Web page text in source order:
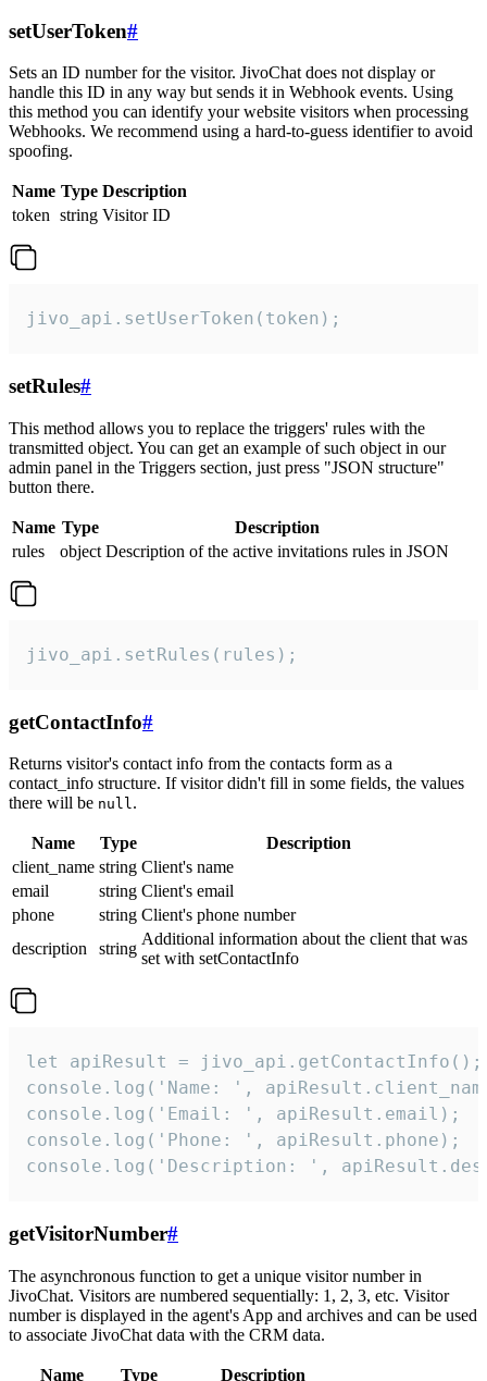
setUserToken#
Sets an ID number for the visitor. JivoChat does not display or
handle this ID in any way but sends it in Webhook events. Using
this method you can identify your website visitors when processing
Webhooks. We recommend using a hard-to-guess identifier to avoid
spoofing.
Name Type Description
token string Visitor ID
jivo_api.setUserToken(token);
setRules#
This method allows you to replace the triggers' rules with the
transmitted object. You can get an example of such object in our
admin panel in the Triggers section, just press "JSON structure"
button there.
Name Type
Description
rules
object Description of the active invitations rules in JSON
jivo_api.setRules(rules);
getContactInfo#
Returns visitor's contact info from the contacts form as a
contact_info structure. If visitor didn't fill in some fields, the values
there will be null.
Name Type
Description
client_name string Client's name
email
string Client's email
phone
string Client's phone number
description
string
Additional information about the client that was
set with setContactInfo
let apiResult = jivo_api.getContactInfo();
console.log('Name: ',
console.log('Email: ', apiResult.email);
console.log('Phone: ', apiResult.phone);
console.log('Description: ',
getVisitorNumber#
The asynchronous function to get a unique visitor number in
JivoChat. Visitors are numbered sequentially: 1, 2, 3, etc. Visitor
number is displayed in the agent's App and archives and can be used
to associate JivoChat data with the CRM data.
Name Type
Description